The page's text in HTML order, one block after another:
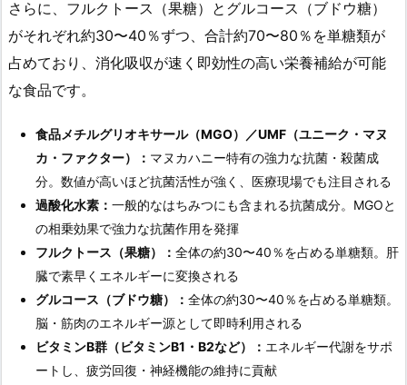
さらに、フルクトース（果糖）とグルコース（ブドウ糖）
がそれぞれ約30〜40％ずつ、合計約70〜80％を単糖類が
占めており、消化吸収が速く即効性の高い栄養補給が可能
な食品です。
食品メチルグリオキサール（MGO）／UMF（ユニーク・マヌ
カ・ファクター）： マヌカハニー特有の強力な抗菌・殺菌成
分。数値が高いほど抗菌活性が強く、医療現場でも注目される
過酸化水素： 一般的なはちみつにも含まれる抗菌成分。MGOと
の相乗効果で強力な抗菌作用を発揮
フルクトース（果糖）： 全体の約30〜40％を占める単糖類。肝
臓で素早くエネルギーに変換される
グルコース（ブドウ糖）： 全体の約30〜40％を占める単糖類。
脳・筋肉のエネルギー源として即時利用される
ビタミンB群（ビタミンB1・B2など）： エネルギー代謝をサポ
ートし、疲労回復・神経機能の維持に貢献